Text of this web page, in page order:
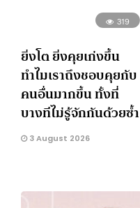
319
ยิ่งโต ยิ่งคุยเก่งขึ้น
ทำไมเราถึงชอบคุยกับ
คนอื่นมากขึ้น ทั้งที่
บางทีไม่รู้จักกันด้วยซ้ำ
3 August 2026